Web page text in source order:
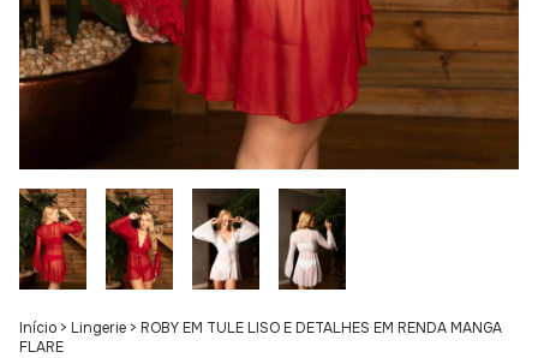
Início > Lingerie > ROBY EM TULE LISO E DETALHES EM RENDA MANGA
FLARE